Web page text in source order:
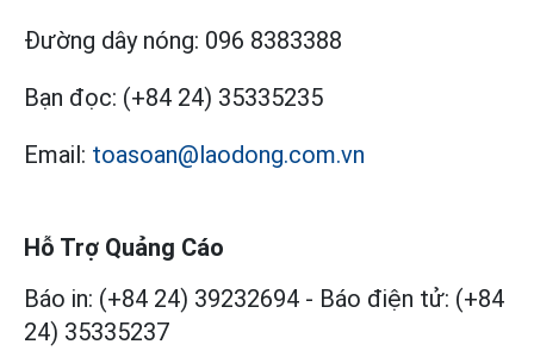
Đường dây nóng: 096 8383388
Bạn đọc: (+84 24) 35335235
Email: toasoan@laodong.com.vn
Hỗ Trợ Quảng Cáo
Báo in: (+84 24) 39232694 - Báo điện tử: (+84
24) 35335237